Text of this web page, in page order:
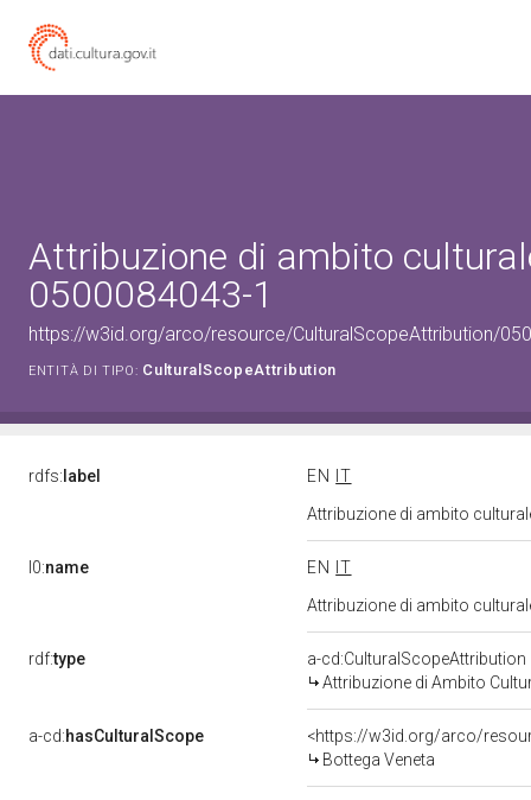
Attribuzione di ambito
0500084043-1
https://w3id.org/arco/resource/CulturalScopeAttribution/
ENTITÀ DI TIPO: CulturalScopeAttribution
rdfs: label EN
IT
Attribuzione di ambito
l0:name EN
IT
Attribuzione di ambito
rdf:type
a-cd:CulturalScopeAttribution
Attribuzione di Ambito
a-cd:hasCulturalScope
<https://w3id.org/arco/
Bottega Veneta